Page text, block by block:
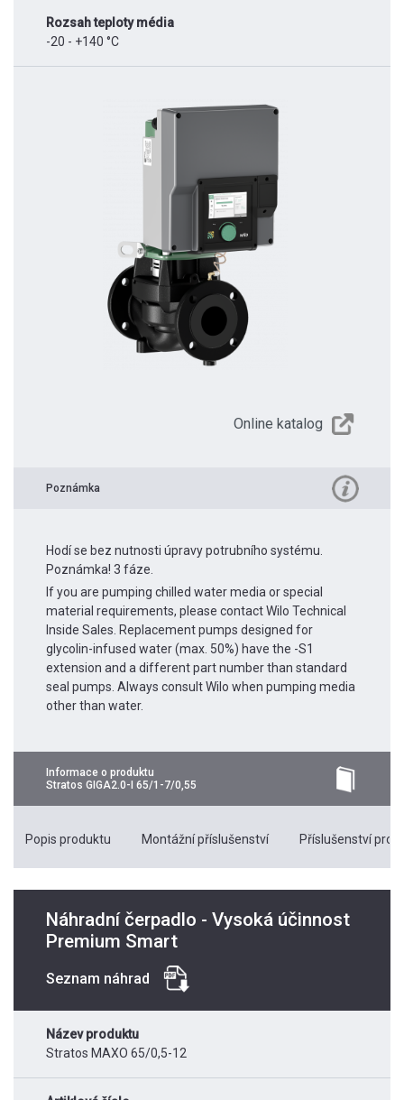
Rozsah teploty média
-20 - +140 °C
Online katalog
Poznámka
Hodí se bez nutnosti úpravy potrubního systému.
Poznámka! 3 fáze.
If you are pumping chilled water media or special
material requirements, please contact Wilo Technical
Inside Sales. Replacement pumps designed for
glycolin-infused water (max. 50%) have the -S1
extension and a different part number than standard
seal pumps. Always consult Wilo when pumping media
other than water.
Informace o produktu
Stratos GIGA2.0-I 65/1-7/0,55
Popis produktu Montážní příslušenství Příslušenství pro
Náhradní čerpadlo - Vysoká účinnost
Premium Smart
Seznam náhrad
Název produktu
Stratos MAXO 65/0,5-12